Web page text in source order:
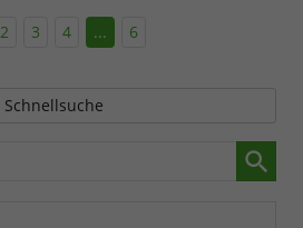
2 3 4 ... 6
Schnellsuche